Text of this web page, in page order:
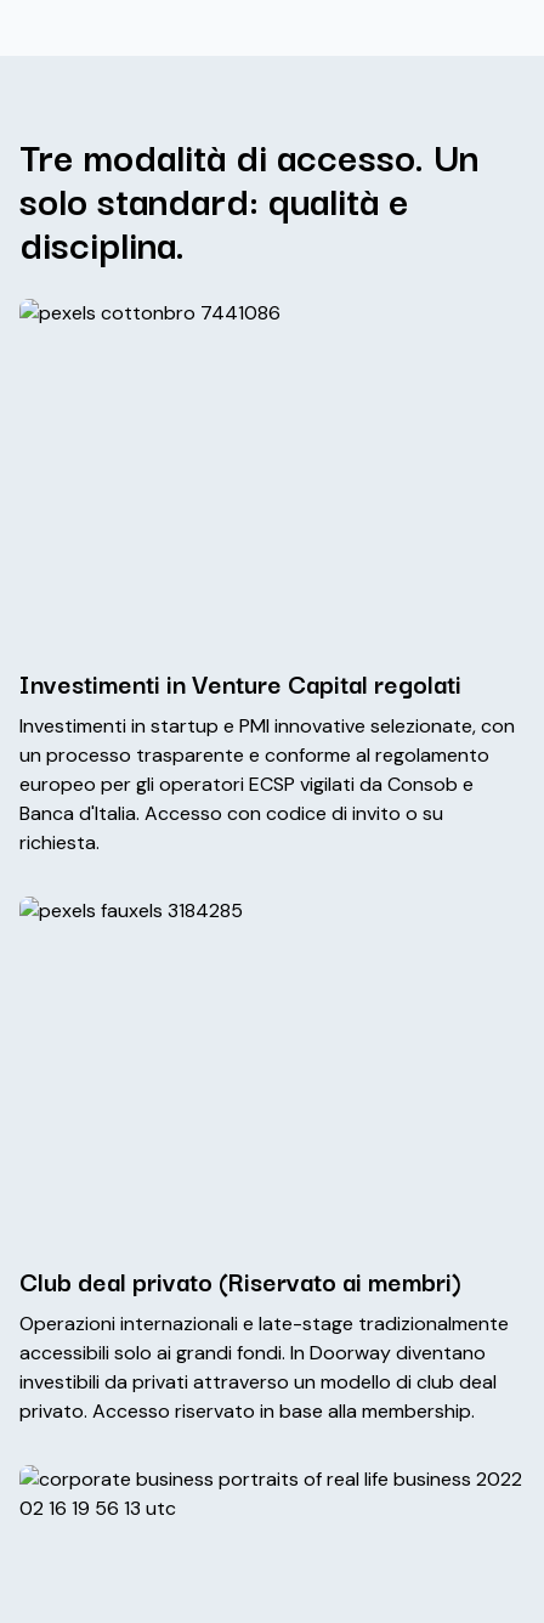
Tre modalità di accesso. Un
solo standard: qualità e
disciplina.
Investimenti in Venture Capital regolati
Investimenti in startup e PMI innovative selezionate, con
un processo trasparente e conforme al regolamento
europeo per gli operatori ECSP vigilati da Consob e
Banca d'Italia. Accesso con codice di invito o su
richiesta.
Club deal privato (Riservato ai membri)
Operazioni internazionali e late-stage tradizionalmente
accessibili solo ai grandi fondi. In Doorway diventano
investibili da privati attraverso un modello di club deal
privato. Accesso riservato in base alla membership.